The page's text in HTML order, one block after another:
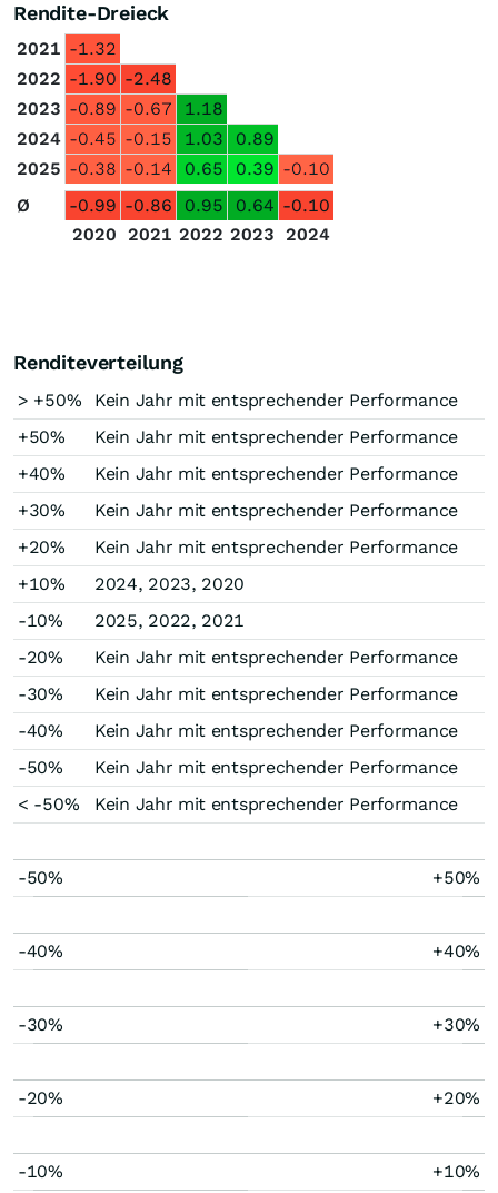
Rendite-Dreieck
2021 -1.32
2022 -1.90 -2.48
2023 -0.89 -0.67
1.18
2024 -0.45 -0.15 1.03
0.89
2025 -0.38 -0.14 0.65 0.39 -0.10
Ø
-0.99 -0.86 0.95 0.64 -0.10
2020 2021 2022 2023 2024
Renditeverteilung
> +50%
Kein Jahr mit entsprechender Performance
+50%
Kein Jahr mit entsprechender Performance
+40%
Kein Jahr mit entsprechender Performance
+30%
Kein Jahr mit entsprechender Performance
+20%
Kein Jahr mit entsprechender Performance
+10%
2024, 2023, 2020
-10%
2025, 2022, 2021
-20%
Kein Jahr mit entsprechender Performance
-30%
Kein Jahr mit entsprechender Performance
-40%
Kein Jahr mit entsprechender Performance
-50%
Kein Jahr mit entsprechender Performance
< -50%
Kein Jahr mit entsprechender Performance
-50% +50%
-40% +40%
-30% +30%
-20% +20%
-10% +10%